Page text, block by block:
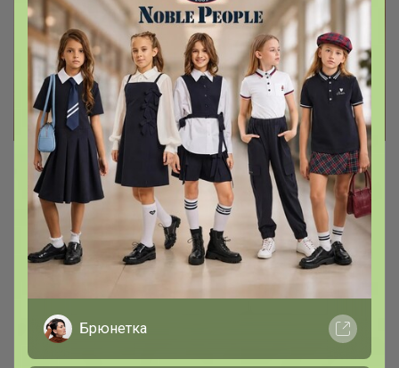
Пусть в Вашем доме будет тепло
- Масляные обогреватели предназначены для
поддержания комфортной температуры воздуха
в помещении
- Оборудованы интуитивно простым
механическим управлением
- Безопасны в эксплуатации, не сжигают
Брюнетка